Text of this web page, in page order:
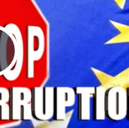
Video